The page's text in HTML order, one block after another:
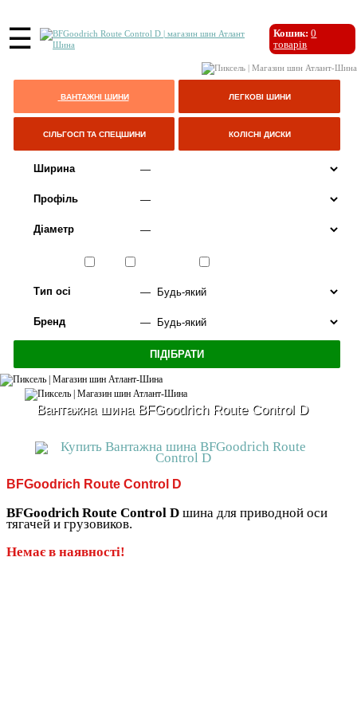
☰ Кошик: 0
товарів
ВАНТАЖНІ ШИНИ ЛЕГКОВІ ШИНИ
СІЛЬГОСП ТА СПЕЦШИНИ КОЛІСНІ ДИСКИ
Ширина
Профіль
Діаметр
Тип осі
Бренд
Вантажна шина BFGoodrich Route Control D
BFGoodrich Route Control D
BFGoodrich Route Control D шина для приводной оси
тягачей и грузовиков.
Немає в наявності!